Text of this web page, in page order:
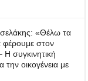
«Θέλω τα
φέρουμε στον
συγκινητική
οικογένεια με